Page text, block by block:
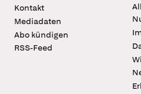
Kontakt
Mediadaten
Abo kündigen
RSS-Feed